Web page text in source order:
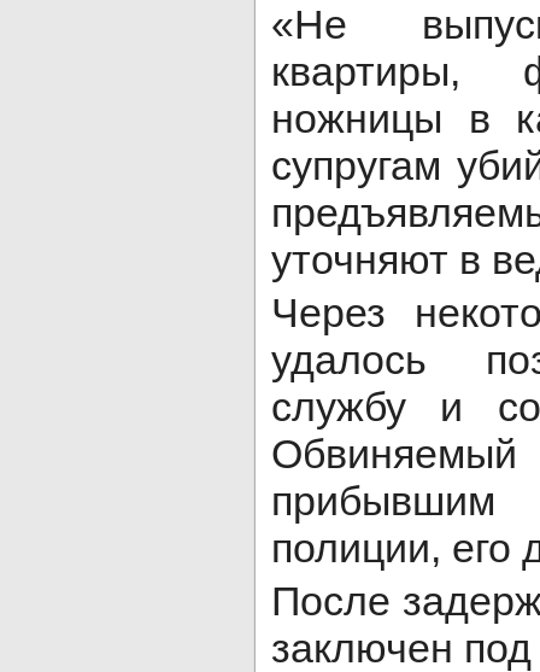
«Не
квартиры,
ножницы в
супругам
уточняют в
Через
удалось
службу и
прибывшим
полиции, его
После
заключен под